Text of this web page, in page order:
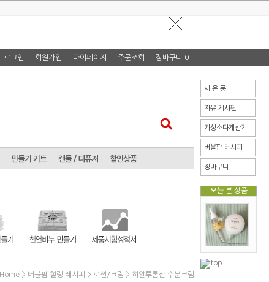
사 은 품
자유 게시판
가성소다계산기
버블팜 레시피
장바구니
오늘 본 상품
로그인 회원가입 마이페이지 주문조회 장바구니 0
만들기 키트 캔들 / 디퓨저 할인상품
Home > 버블팜 힐링 레시피 > 로션/크림 > 히알루론산 수분크림